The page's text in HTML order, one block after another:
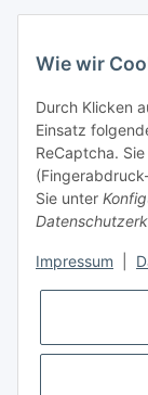
Wie wir
Durch Klicken
Einsatz
ReCaptcha.
Sie unter
Impressum